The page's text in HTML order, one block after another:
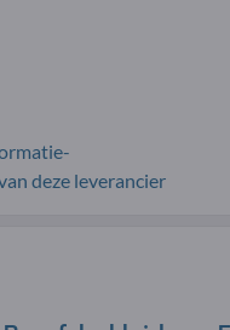
deze leverancier